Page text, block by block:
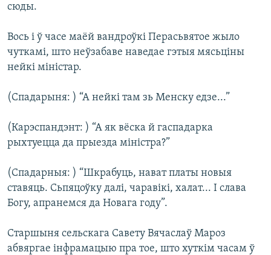
сюды.
Вось і ў часе маёй вандроўкі Перасьвятое жыло
чуткамі, што неўзабаве наведае гэтыя мясьціны
нейкі міністар.
(Спадарыня: ) “А нейкі там зь Менску едзе...”
(Карэспандэнт: ) “А як вёска й гаспадарка
рыхтуецца да прыезда міністра?”
(Спадарныя: ) “Шкрабуць, нават платы новыя
ставяць. Сьпяцоўку далі, чаравікі, халат... І слава
Богу, апранемся да Новага году”.
Старшыня сельскага Савету Вячаслаў Мароз
абвяргае інфрамацыю пра тое, што хуткім часам ў